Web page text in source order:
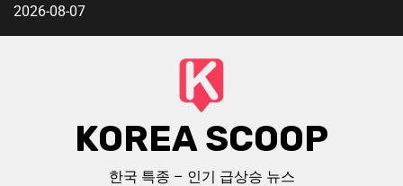
2026-08-07
KOREA SCOOP
한국 특종 – 인기 급상승 뉴스